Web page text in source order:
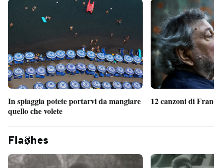
In spiaggia potete portarvi da mangiare
quello che volete
12 canzoni di
Fla hes